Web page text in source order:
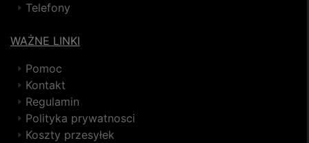
Telefony
WAŻNE LINKI
Pomoc
Kontakt
Regulamin
Polityka prywatnosci
Koszty przesyłek